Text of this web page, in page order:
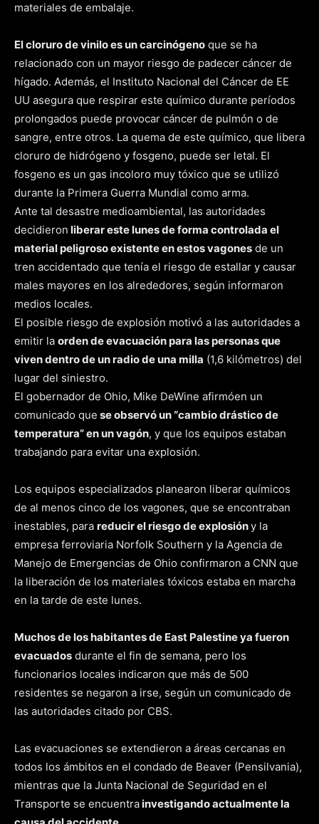
materiales de embalaje.
El cloruro de vinilo es un carcinógeno que se ha
relacionado con un mayor riesgo de padecer cáncer de
hígado. Además, el Instituto Nacional del Cáncer de EE
UU asegura que respirar este químico durante períodos
prolongados puede provocar cáncer de pulmón o de
sangre, entre otros. La quema de este químico, que libera
cloruro de hidrógeno y fosgeno, puede ser letal. El
fosgeno es un gas incoloro muy tóxico que se utilizó
durante la Primera Guerra Mundial como arma.
Ante tal desastre medioambiental, las autoridades
decidieron liberar este lunes de forma controlada el
material peligroso existente en estos vagones de un
tren accidentado que tenía el riesgo de estallar y causar
males mayores en los alrededores, según informaron
medios locales.
El posible riesgo de explosión motivó a las autoridades a
emitir la orden de evacuación para las personas que
viven dentro de un radio de una milla (1,6 kilómetros) del
lugar del siniestro.
El gobernador de Ohio, Mike DeWine afirmóen un
comunicado que se observó un “cambio drástico de
temperatura” en un vagón, y que los equipos estaban
trabajando para evitar una explosión.
Los equipos especializados planearon liberar químicos
de al menos cinco de los vagones, que se encontraban
inestables, para reducir el riesgo de explosióny la
empresa ferroviaria Norfolk Southern y la Agencia de
Manejo de Emergencias de Ohio confirmaron a CNN que
la liberación de los materiales tóxicos estaba en marcha
en la tarde de este lunes.
Muchos de los habitantes de East Palestine ya fueron
evacuados durante el fin de semana, pero los
funcionarios locales indicaron que más de 500
residentes se negaron a irse, según un comunicado de
las autoridades citado por CBS.
Las evacuaciones se extendieron a áreas cercanas en
todos los ámbitos en el condado de Beaver (Pensilvania),
mientras que la Junta Nacional de Seguridad en el
Transporte se encuentrainvestigando actualmente la